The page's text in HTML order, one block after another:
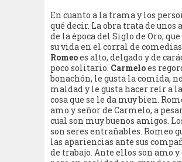
En cuanto a la trama y los
qué decir. La obra trata de unos
de la época del Siglo de Oro,
su vida en el corral de
Romeoes alto, delgado y de
poco solitario. Carmeloes
bonachón, le gusta la comida,
maldad y le gusta hacer reír a
cosa que se le da muy bien.
amo y señor de Carmelo, a
cual son muy buenos amigos.
son seres entrañables. Romeo
las apariencias ante sus
de trabajo. Ante ellos son amo